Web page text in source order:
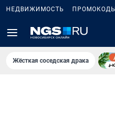
НЕДВИЖИМОСТЬ ПРОМОКОДЫ
Жёсткая соседская драка